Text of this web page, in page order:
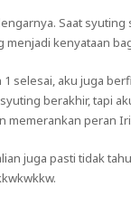
Saat
menjadi kenyataan
selesai, aku juga
berakhir, tapi
memerankan peran
juga pasti tidak